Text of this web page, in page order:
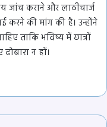
जांच कराने और लाठीचार्ज
करने की मांग की है। उन्होंने
ताकि भविष्य में छात्रों
न हों।